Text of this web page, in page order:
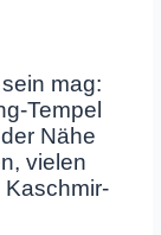
mag:
Tempel
Nähe
vielen